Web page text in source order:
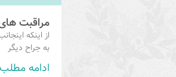
مراقبت
از اینکه
به جراح دیگر
ادامه